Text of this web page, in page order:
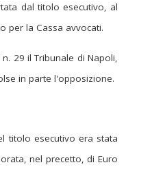
dal titolo esecutivo, al
per la Cassa avvocati.
29 il Tribunale di Napoli,
in parte l'opposizione.
titolo esecutivo era stata
nel precetto, di Euro